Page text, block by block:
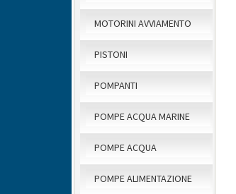
MOTORINI AVVIAMENTO
PISTONI
POMPANTI
POMPE ACQUA MARINE
POMPE ACQUA
POMPE ALIMENTAZIONE